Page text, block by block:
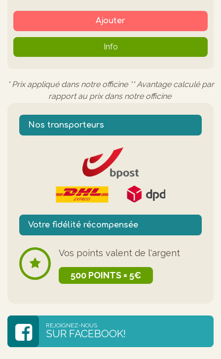
Ajouter
Info
* Prix appliqué dans notre officine ** Avantage calculé par
rapport au prix dans notre officine
Nos transporteurs
Votre fidélité récompensée
Vos points valent de l'argent
500 POINTS = 5€
REJOIGNEZ-NOUS
SUR FACEBOOK!